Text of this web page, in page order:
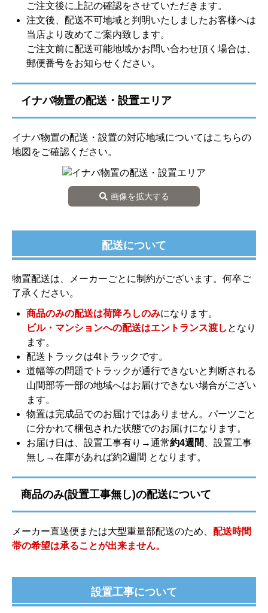
ご注文後に上記の確認をさせていただきます。
注文後、配送不可地域と判明いたしましたお客様へは
当店より改めてご案内致します。
ご注文前に配送可能地域かお問い合わせ頂く場合は、
郵便番号をお知らせください。
イナバ物置の配送・設置エリア
イナバ物置の配送・設置の対応地域についてはこちらの
地図をご確認ください。
画像を拡大する
配送について
物置配送は、メーカーごとに制約がございます。何卒ご
了承ください。
商品のみの配送は荷降ろしのみになります。
ビル・マンションへの配送はエントランス渡し となり
ます。
配送トラックは4tトラックです。
道幅等の問題でトラックが通行できないと判断される
山間部等一部の地域へはお届けできない場合がござい
ます。
物置は完成品でのお届けではありません。パーツごと
に分かれて梱包された状態でのお届けになります。
お届け日は、設置工事有り→通常約4週間
、設置工事
無し→在庫があれば約2週間 となります。
商品のみ(設置工事無し)の配送について
メーカー直送便または大型重量部配送のため、 配送時間
帯の希望は承ることが出来ません。
設置工事について